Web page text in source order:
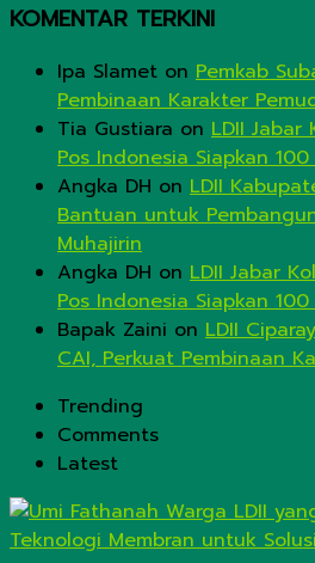
KOMENTAR TERKINI
Ipa Slamet on Pemkab
Pembinaan Karakter
Tia Gustiara on LDII Jabar
Pos Indonesia Siapkan
Angka DH on LDII
Bantuan untuk
Muhajirin
Angka DH on LDII Jabar
Pos Indonesia Siapkan
Bapak Zaini on LDII
CAI, Perkuat Pembinaan
Trending
Comments
Latest